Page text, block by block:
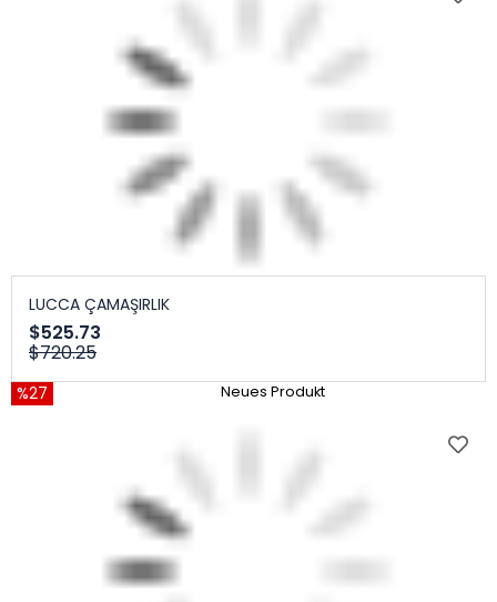
LUCCA ÇAMAŞIRLIK
$525.73
$720.25
%27 Neues Produkt